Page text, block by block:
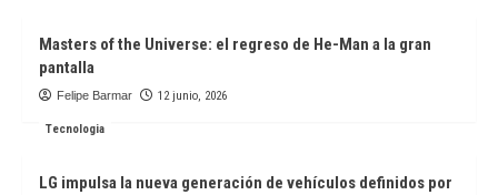
Masters of the Universe: el regreso de He-Man a la gran
pantalla
Felipe Barmar 12 junio, 2026
Tecnologia
LG impulsa la nueva generación de vehículos definidos por